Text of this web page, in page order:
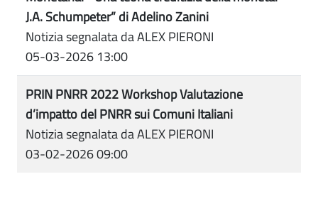
J.A. Schumpeter” di Adelino Zanini
Notizia segnalata da ALEX PIERONI
05-03-2026 13:00
PRIN PNRR 2022 Workshop Valutazione
d’impatto del PNRR sui Comuni Italiani
Notizia segnalata da ALEX PIERONI
03-02-2026 09:00